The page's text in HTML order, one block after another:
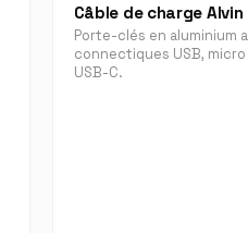
Câble de charge Alvin
Porte-clés en aluminium
connectiques USB, micro
USB-C.